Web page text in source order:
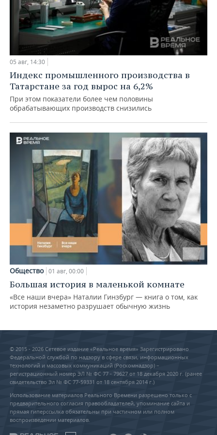
05 авг, 14:30
Индекс промышленного производства в
Татарстане за год вырос на 6,2%
При этом показатели более чем половины
обрабатывающих производств снизились
Общество 01 авг, 00:00
Большая история в маленькой комнате
«Все наши вчера» Наталии Гинзбург — книга о том, как
история незаметно разрушает обычную жизнь
© 2015 - 2026 Сетевое издание «Реальное время» Зарегистрировано
Федеральной службой по надзору в сфере связи, информационных
технологий и массовых коммуникаций (Роскомнадзор) –
регистрационный номер ЭЛ № ФС 77 - 79627 от 18 декабря 2020 г. (ранее
свидетельство Эл № ФС 77-59331 от 18 сентября 2014 г.)
Использование материалов Реального Времени разрешено только с
предварительного согласия правообладателей, упоминание сайта и
прямая гиперссылка обязательны при частичном или полном
воспроизведении материалов.